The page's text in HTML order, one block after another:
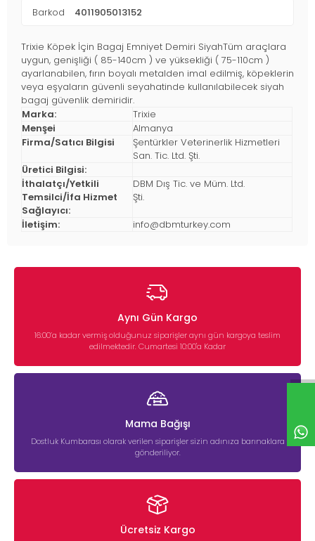
Barkod 4011905013152
Trixie Köpek İçin Bagaj Emniyet Demiri SiyahTüm araçlara
uygun, genişliği ( 85-140cm ) ve yüksekliği ( 75-110cm )
ayarlanabilen, fırın boyalı metalden imal edilmiş, köpeklerin
veya eşyaların güvenli seyahatinde kullanılabilecek siyah
bagaj güvenlik demiridir.
Marka:
Trixie
Menşei
Almanya
Firma/Satıcı Bilgisi
Şentürkler Veterinerlik Hizmetleri
San. Tic. Ltd. Şti.
Üretici Bilgisi:
İthalatçı/Yetkili
Temsilci/İfa Hizmet
Sağlayıcı:
DBM Dış Tic. ve Müm. Ltd.
Şti.
İletişim: info@dbmturkey.com
Aynı Gün Kargo
16:00’a kadar vermiş olduğunuz siparişler aynı gün kargoya teslim
edilmektedir. Cumartesi 10:00'a Kadar
Mama Bağışı
Dostluk Kumbarası olarak verilen siparişler sizin adınıza barınaklara
gönderiliyor.
Ücretsiz Kargo